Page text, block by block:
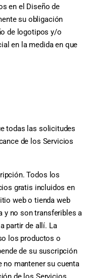
en el Diseño de
su obligación
de logotipos y/o
en la medida en que
todas las solicitudes
de los Servicios
Todos los
gratis incluidos en
web o tienda web
y no son transferibles a
partir de allí. La
los productos o
de su suscripción
mantener su cuenta